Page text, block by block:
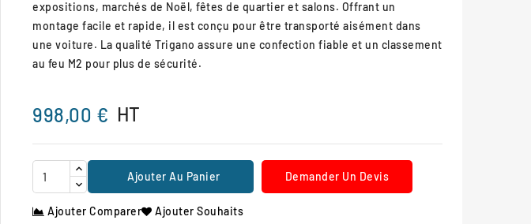
expositions, marchés de Noël, fêtes de quartier et salons. Offrant un
montage facile et rapide, il est conçu pour être transporté aisément dans
une voiture. La qualité Trigano assure une confection fiable et un classement
au feu M2 pour plus de sécurité.
998,00 € HT
Ajouter Au Panier Demander Un Devis
Ajouter Comparer Ajouter Souhaits